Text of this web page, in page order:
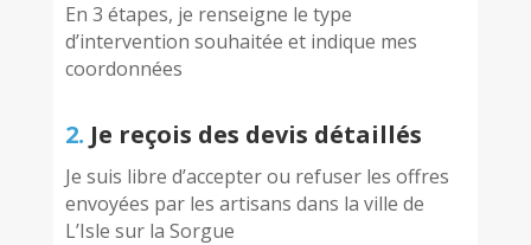
En 3 étapes, je renseigne le type
d’intervention souhaitée et indique mes
coordonnées
2. Je reçois des devis détaillés
Je suis libre d’accepter ou refuser les offres
envoyées par les artisans dans la ville de
L’Isle sur la Sorgue